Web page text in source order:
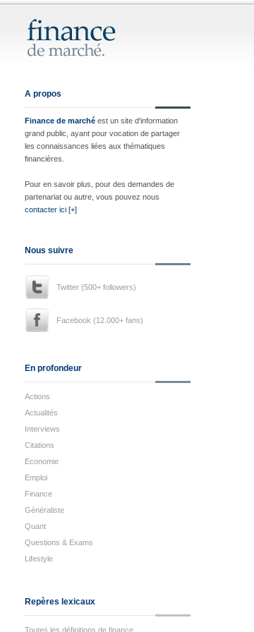
A propos
Finance de marchéest un site d'information
grand public, ayant pour vocation de partager
les connaissances liées aux thématiques
financières.
Pour en savoir plus, pour des demandes de
partenariat ou autre, vous pouvez nous
contacter ici [+]
Nous suivre
Twitter (500+ followers)
Facebook (12.000+ fans)
En profondeur
Actions
Actualités
Interviews
Citations
Economie
Emploi
Finance
Généraliste
Quant
Questions & Exams
Lifestyle
Repères lexicaux
Toutes les définitions de finance